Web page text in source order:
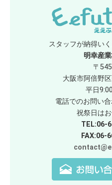
スタッフが納得い
明幸産
〒
大阪市阿倍野
平日
電話でのお問い合
祝祭日はお
TEL:06-
FAX:06-